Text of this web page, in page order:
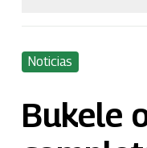
Noticias
Bukele